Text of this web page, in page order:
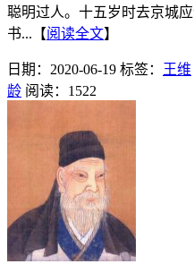
聪明过人。十五岁时去京城
书...【阅读全文】
日期：2020-06-19 标签： 王维
龄 阅读：1522